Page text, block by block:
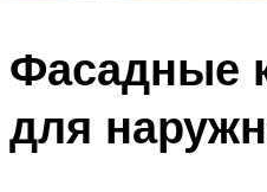
Фасадные
для